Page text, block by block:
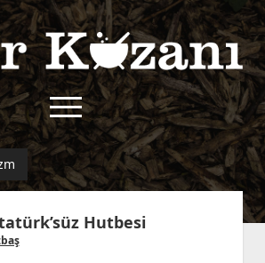
menüyü
aç
twitterfacebook
rss
menüyü
Kullanım Koşulları
KurallarHutbesi